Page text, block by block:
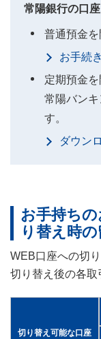
常陽銀行の口
普通預金
お手続
定期預金
常陽バン
す。
ダウン
お手持ち
り替え時
WEB口座への切
切り替え後の各取
切り替え 可能な口座